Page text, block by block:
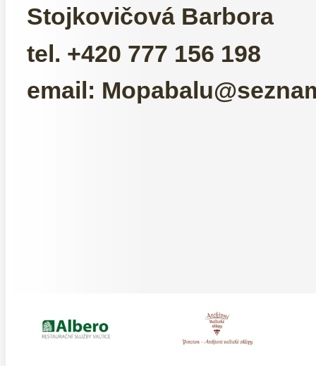
Stojkovičová Barbora
tel. +420 777 156 198
email: